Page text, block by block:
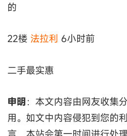
的
22楼 法拉利 6小时前
二手最实惠
申明：本文内容由网友收集
用。如文中内容侵犯到您的